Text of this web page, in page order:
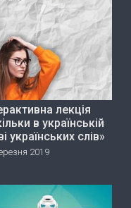
лекція
в українській
українських слів»
2019